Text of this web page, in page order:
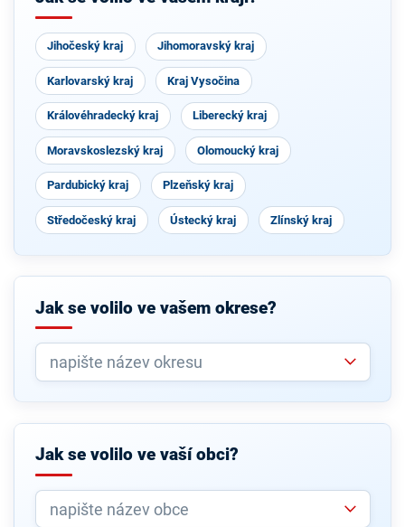
VÝCHODO
ČEŠI
Jihočeský kraj Jihomoravský kraj
Karlovarský kraj Kraj Vysočina
Královéhradecký kraj Liberecký kraj
Moravskoslezský kraj Olomoucký kraj
Pardubický kraj Plzeňský kraj
Středočeský kraj Ústecký kraj Zlínský kraj
Jak se volilo ve vašem okrese?
Jak se volilo ve vaší obci?